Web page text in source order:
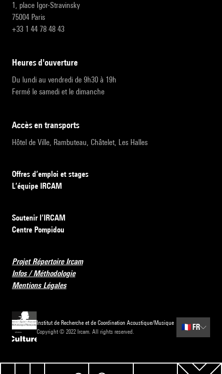
1, place Igor-Stravinsky
75004 Paris
+33 1 44 78 48 43
heures d'ouverture
Du lundi au vendredi de 9h30 à 19h
Fermé le samedi et le dimanche
accès en transports
Hôtel de Ville, Rambuteau, Châtelet, Les Halles
Offres d’emploi et stages
L’équipe IRCAM
Soutenir l’IRCAM
Centre Pompidou
Projet Répertoire Ircam
Infos / Méthodologie
Mentions Légales
Institut de Recherche et de Coordination Acoustique/Musique
Copyright © 2022 Ircam. All rights reserved.
🇫🇷 FR